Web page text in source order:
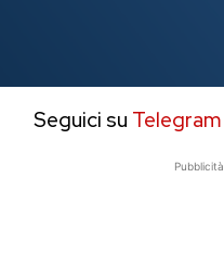
Seguici su Telegram
Pubblicità